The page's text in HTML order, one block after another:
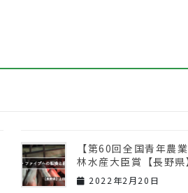
【第60回全国青年農
林水産大臣賞【長野県
2022年2月20日